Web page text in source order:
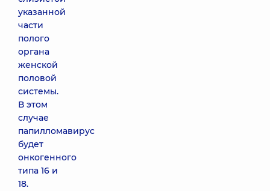
указанной
части
полого
органа
женской
половой
системы.
В этом
случае
папилломавирус
будет
онкогенного
типа 16 и
18.